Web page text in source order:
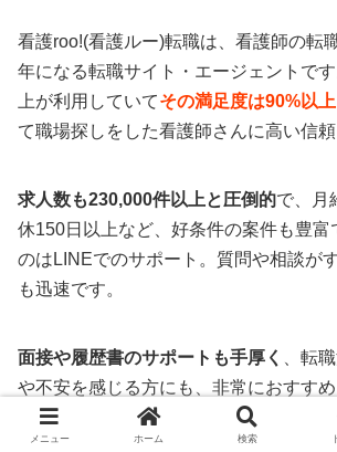
看護roo!(看護ルー)転職は、看護師の転
年になる転職サイト・エージェントで
上が利用していてその満足度は90%以上
て職場探しをした看護師さんに高い信頼
求人数も230,000件以上と圧倒的で、月
休150日以上など、好条件の案件も豊富
のはLINEでのサポート。質問や相談が
も迅速です。
面接や履歴書のサポートも手厚く 、転
や不安を感じる方にも、非常におすすめ
メニュー ホーム 検索